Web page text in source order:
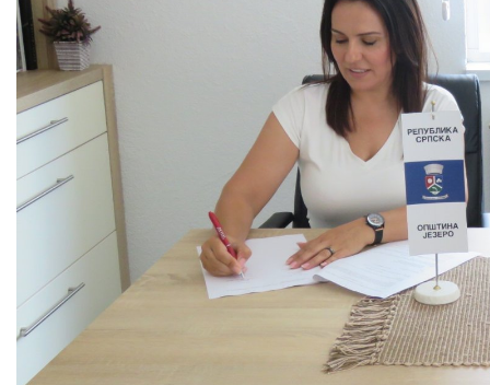
Пољопривреда
Туризам
Спорт
ЦИВИЛНА ЗАШТИТА
КОНТАКТ